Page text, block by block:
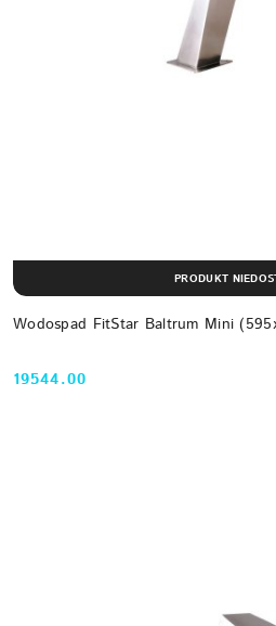
Wodospad FitStar Baltrum Mini
Cena:
19544.00
PRODUKT